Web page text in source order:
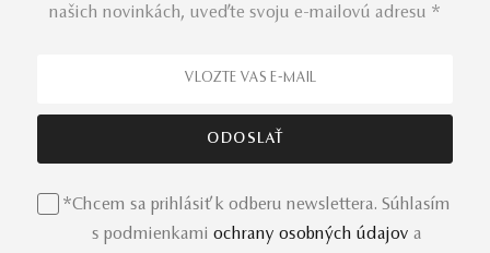
našich novinkách, uveďte svoju e-mailovú adresu *
*Chcem sa prihlásiť k odberu newslettera. Súhlasím
s podmienkami ochrany osobných údajov a